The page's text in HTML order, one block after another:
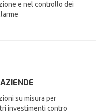
e nel controllo dei
su misura per
investimenti contro